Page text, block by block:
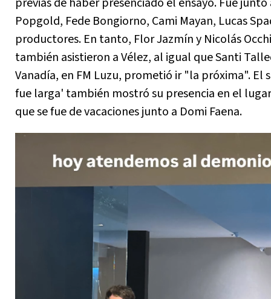
Popgold, Fede Bongiorno, Cami Mayan, Lucas
productores. En tanto, Flor Jazmín y Nicolás
también asistieron a Vélez, al igual que Santi
Vanadía, en FM Luzu, prometió ir "la próxima". El
fue larga' también mostró su presencia en el
que se fue de vacaciones junto a Domi Faena.